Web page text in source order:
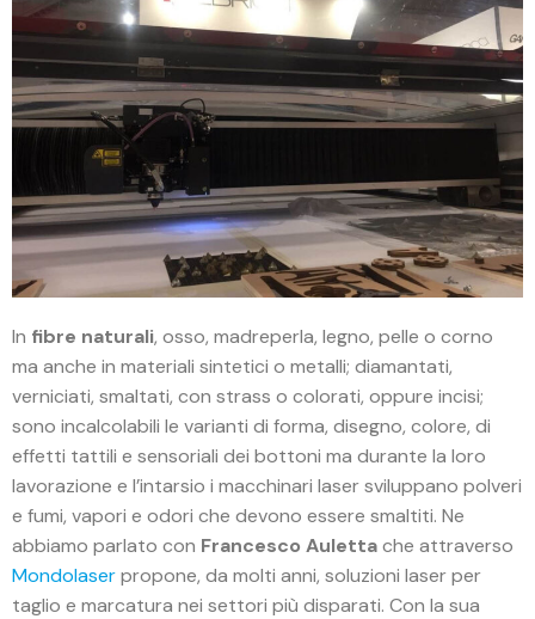
In fibre naturali, osso, madreperla, legno, pelle o corno
ma anche in materiali sintetici o metalli; diamantati,
verniciati, smaltati, con strass o colorati, oppure incisi;
sono incalcolabili le varianti di forma, disegno, colore, di
effetti tattili e sensoriali dei bottoni ma durante la loro
lavorazione e l’intarsio i macchinari laser sviluppano polveri
e fumi, vapori e odori che devono essere smaltiti. Ne
abbiamo parlato con Francesco Aulettache attraverso
Mondolaserpropone, da molti anni, soluzioni laser per
taglio e marcatura nei settori più disparati. Con la sua